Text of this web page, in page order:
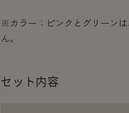
※カラー：ピンクとグリーン
ん。
セット内容